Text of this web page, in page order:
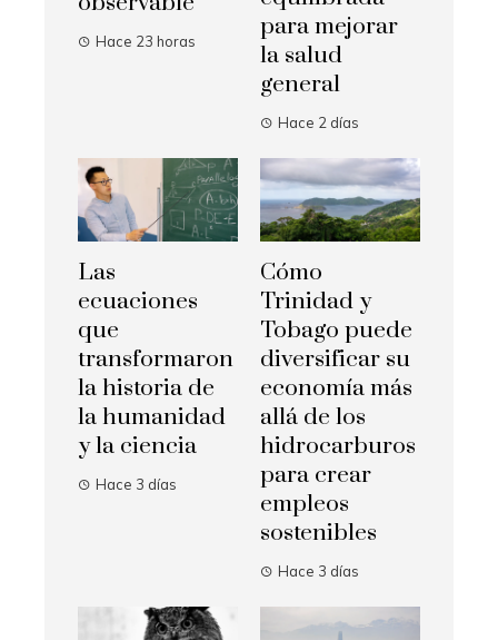
Hace 23 horas
para mejorar
la salud
general
Hace 2 días
Las
ecuaciones
que
transformaron
la historia de
la humanidad
y la ciencia
Hace 3 días
Cómo
Trinidad y
Tobago puede
diversificar su
economía más
allá de los
hidrocarburos
para crear
empleos
sostenibles
Hace 3 días